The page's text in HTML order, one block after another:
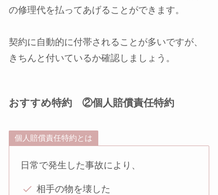
の修理代を払ってあげることができます。
契約に自動的に付帯されることが多いですが、
きちんと付いているか確認しましょう。
おすすめ特約 ②個人賠償責任特約
個人賠償責任特約とは
日常で発生した事故により、
相手の物を壊した